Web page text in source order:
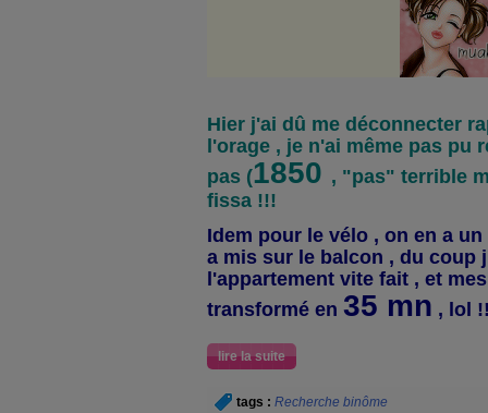
Hier j'ai dû me déconnecter
l'orage , je n'ai même pas pu
pas (1850 , "pas" terrible
fissa !!!
Idem pour le vélo , on en a
a mis sur le balcon , du coup
l'appartement vite fait , et
transformé en 35 mn , lol
lire la suite
tags : Recherche binôme